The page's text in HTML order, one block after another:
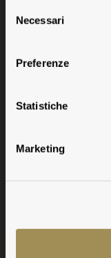
delNecessari
Preferenze
Statistiche
Marketing